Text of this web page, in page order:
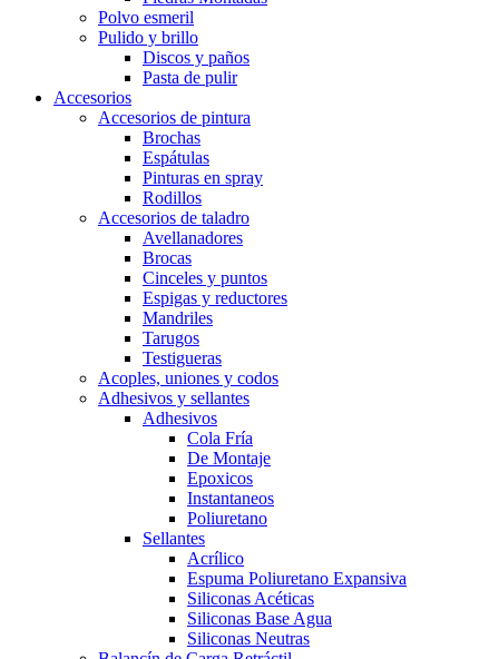
Polvo esmeril
Pulido y brillo
Discos y paños
Pasta de pulir
Accesorios
Accesorios de pintura
Brochas
Espátulas
Pinturas en spray
Rodillos
Accesorios de taladro
Avellanadores
Brocas
Cinceles y puntos
Espigas y reductores
Mandriles
Tarugos
Testigueras
Acoples, uniones y codos
Adhesivos y sellantes
Adhesivos
Cola Fría
De Montaje
Epoxicos
Instantaneos
Poliuretano
Sellantes
Acrílico
Espuma Poliuretano Expansiva
Siliconas Acéticas
Siliconas Base Agua
Siliconas Neutras